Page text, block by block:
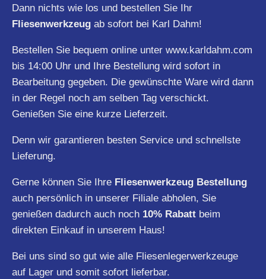
Dann nichts wie los und bestellen Sie Ihr
Fliesenwerkzeug ab sofort bei Karl Dahm!
Bestellen Sie bequem online unter www.karldahm.com
bis 14:00 Uhr und Ihre Bestellung wird sofort in
Bearbeitung gegeben. Die gewünschte Ware wird dann
in der Regel noch am selben Tag verschickt.
Genießen Sie eine kurze Lieferzeit.
Denn wir garantieren besten Service und schnellste
Lieferung.
Gerne können Sie Ihre Fliesenwerkzeug Bestellung
auch persönlich in unserer Filiale abholen, Sie
genießen dadurch auch noch 10% Rabatt beim
direkten Einkauf in unserem Haus!
Bei uns sind so gut wie alle Fliesenlegerwerkzeuge
auf Lager und somit sofort lieferbar.